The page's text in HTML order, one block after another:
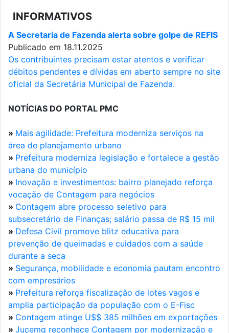
INFORMATIVOS
A Secretaria de Fazenda alerta sobre golpe de REFIS
Publicado em 18.11.2025
Os contribuintes precisam estar atentos e verificar
débitos pendentes e dívidas em aberto sempre no site
oficial da Secretária Municipal de Fazenda.
NOTÍCIAS DO PORTAL PMC
» Mais agilidade: Prefeitura moderniza serviços na
área de planejamento urbano
» Prefeitura moderniza legislação e fortalece a gestão
urbana do município
» Inovação e investimentos: bairro planejado reforça
vocação de Contagem para negócios
» Contagem abre processo seletivo para
subsecretário de Finanças; salário passa de R$ 15 mil
» Defesa Civil promove blitz educativa para
prevenção de queimadas e cuidados com a saúde
durante a seca
» Segurança, mobilidade e economia pautam encontro
com empresários
» Prefeitura reforça fiscalização de lotes vagos e
amplia participação da população com o E-Fisc
» Contagem atinge U$$ 385 milhões em exportações
» Jucemg reconhece Contagem por modernização e